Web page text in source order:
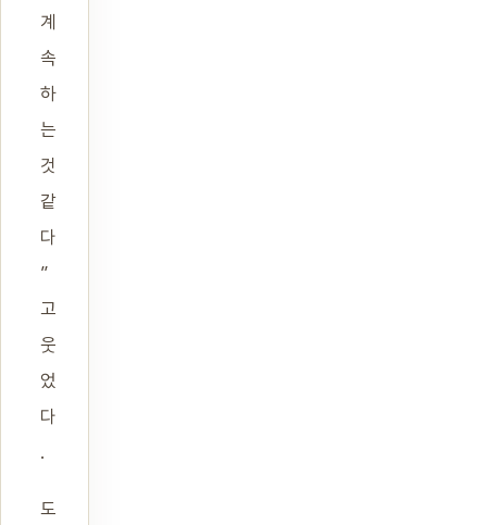
계
속
하
는
것
같
다
”
고
웃
었
다
.
도